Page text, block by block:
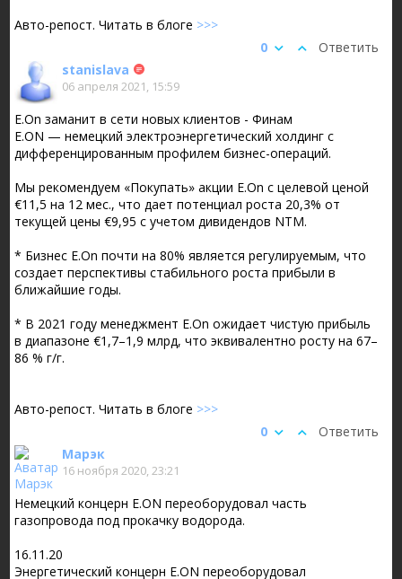
Авто-репост. Читать в блоге >>>
Ответить
0
stanislava
06 апреля 2021, 15:59
E.On заманит в сети новых клиентов - Финам
E.ON — немецкий электроэнергетический холдинг с
дифференцированным профилем бизнес-операций.
Мы рекомендуем «Покупать» акции E.On с целевой ценой
€11,5 на 12 мес., что дает потенциал роста 20,3% от
текущей цены €9,95 с учетом дивидендов NTM.
* Бизнес E.On почти на 80% является регулируемым, что
создает перспективы стабильного роста прибыли в
ближайшие годы.
* В 2021 году менеджмент E.On ожидает чистую прибыль
в диапазоне €1,7–1,9 млрд, что эквивалентно росту на 67–
86 % г/г.
Авто-репост. Читать в блоге >>>
Ответить
0
Марэк
16 ноября 2020, 23:21
Немецкий концерн E.ON переоборудовал часть
газопровода под прокачку водорода.
16.11.20
Энергетический концерн E.ON переоборудовал